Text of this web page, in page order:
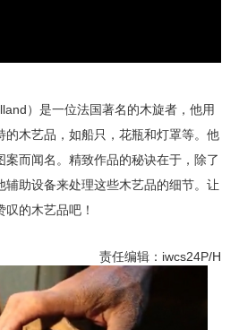
）是一位法国著名的木旋者，他用
的木艺品，如船只，花瓶和灯罩等。他
案而闻名。精致作品的秘诀在于，除了
辅助设备来处理这些木艺品的细节。让
的木艺品吧！
责任编辑：iwcs24P/H